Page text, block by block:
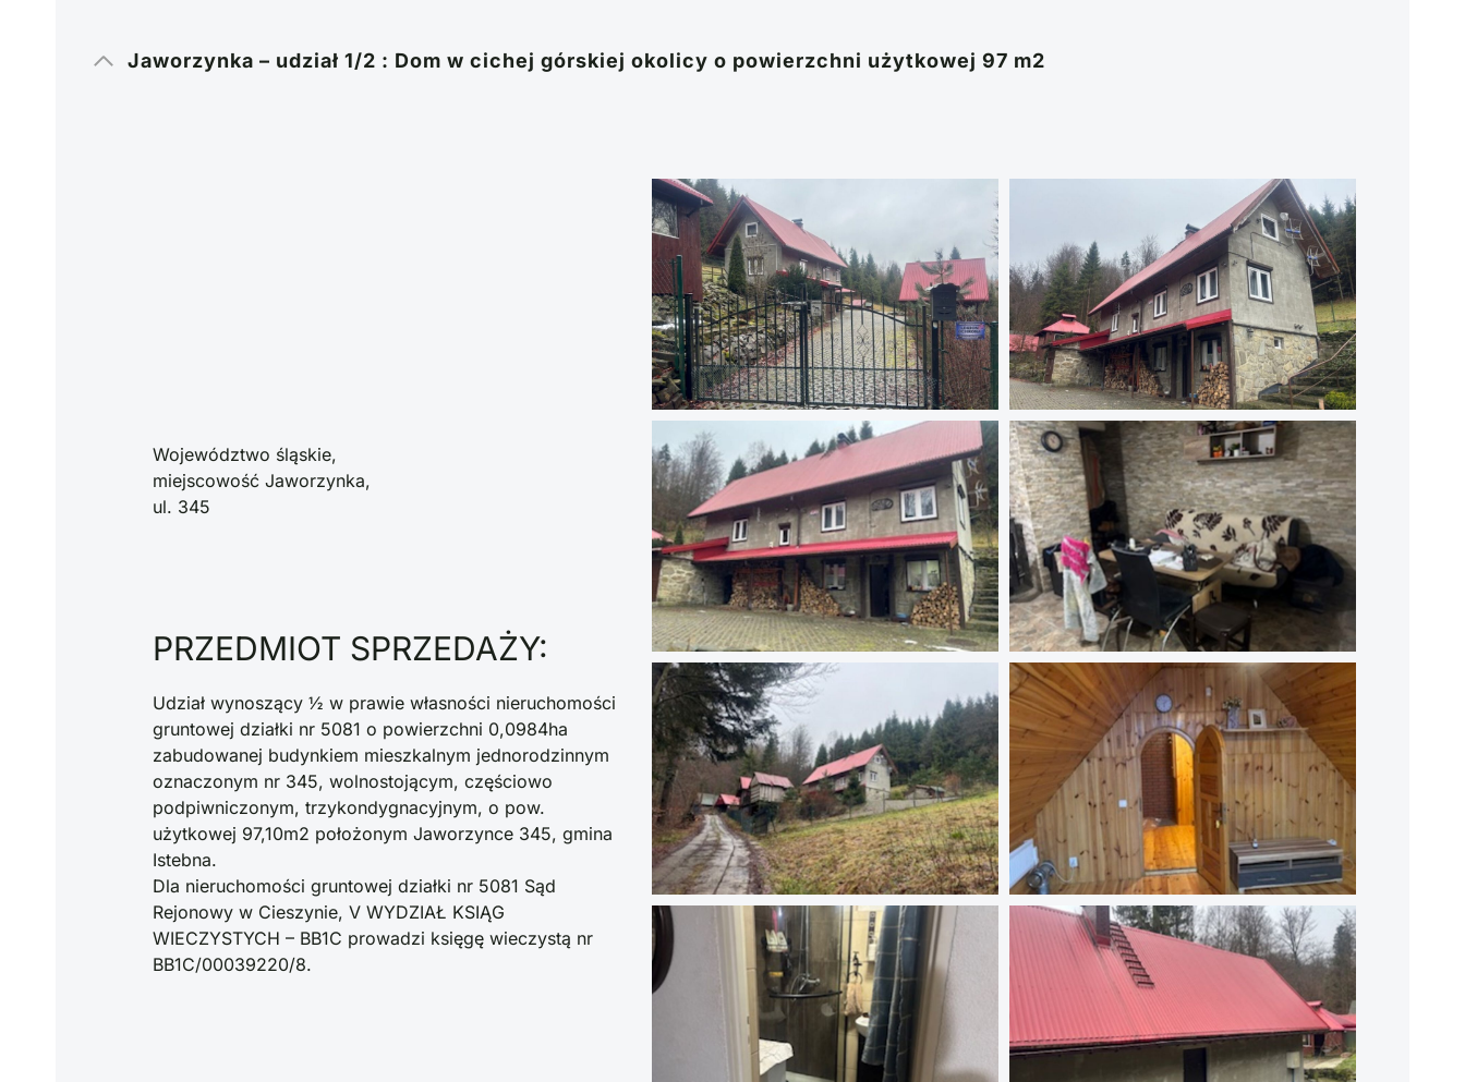
Jaworzynka – udział 1/2 : Dom w cichej górskiej okolicy o powierzchni użytkowej 97 m2
Województwo śląskie,
miejscowość Jaworzynka,
ul. 345​
PRZEDMIOT SPRZEDAŻY:
Udział wynoszący ½ w prawie własności nieruchomości
gruntowej działki nr 5081 o powierzchni 0,0984ha
zabudowanej budynkiem mieszkalnym jednorodzinnym
oznaczonym nr 345, wolnostojącym, częściowo
podpiwniczonym, trzykondygnacyjnym, o pow.
użytkowej 97,10m2 położonym Jaworzynce 345, gmina
Istebna.
Dla nieruchomości gruntowej działki nr 5081 Sąd
Rejonowy w Cieszynie, V WYDZIAŁ KSIĄG
WIECZYSTYCH – BB1C prowadzi księgę wieczystą nr
BB1C/00039220/8.​